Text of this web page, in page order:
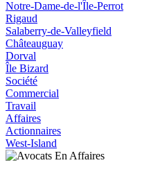
Notre-Dame-de-l'Île-Perrot
Rigaud
Salaberry-de-Valleyfield
Châteauguay
Dorval
Île Bizard
Société
Commercial
Travail
Affaires
Actionnaires
West-Island